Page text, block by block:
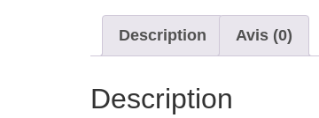
Description Avis (0)
Description